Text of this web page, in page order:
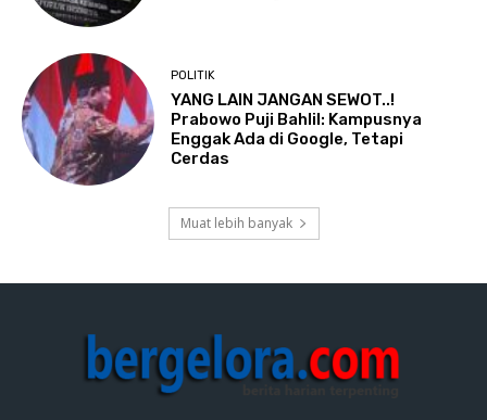
POLITIK
YANG LAIN JANGAN SEWOT..!
Prabowo Puji Bahlil: Kampusnya
Enggak Ada di Google, Tetapi
Cerdas
Muat lebih banyak